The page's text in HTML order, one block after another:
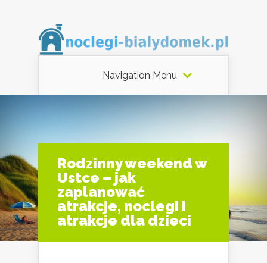
Navigation Menu
Rodzinny weekend w
Ustce – jak
zaplanować
atrakcje, noclegi i
atrakcje dla dzieci